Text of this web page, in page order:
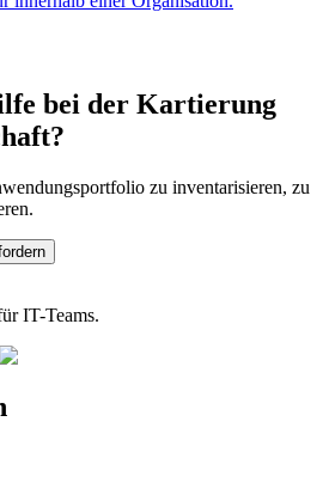
bei der Kartierung
zu inventarisieren, zu
IT-Teams.